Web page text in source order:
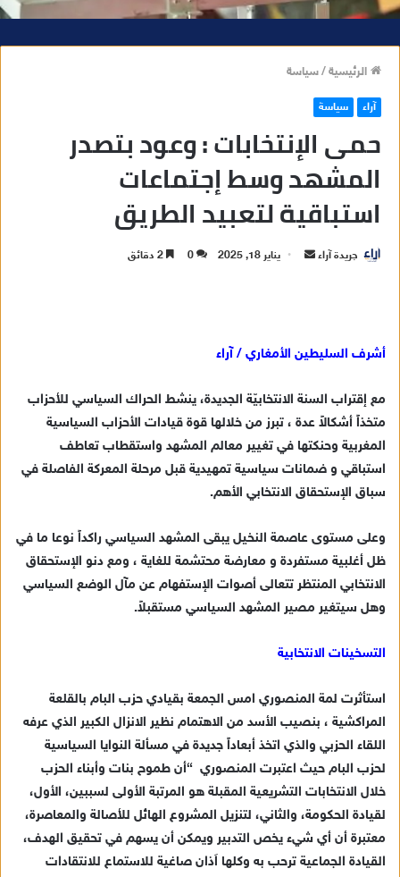
الرئيسية/سياسة
آراء سياسة
حمى الإنتخابات : وعود بتصدر
المشهد وسط إجتماعات
استباقية لتعبيد الطريق
جريدة آراء
ر
د
ا
إ
ل
ك
ر
و
ن
يناير 18, 2025 0
أشرف السليطين الأمغاري / آراء
مع إقتراب السنة الانتخابيّة الجديدة، ينشط الحراك السياسي للأحزاب
متخذاً أشكالاً عدة ، تبرز من خلالها قوة قيادات الأحزاب السياسية
المغربية وحنكتها في تغيير معالم المشهد واستقطاب تعاطف
استباقي و ضمانات سياسية تمهيدية قبل مرحلة المعركة الفاصلة في
سباق الإستحقاق الانتخابي الأهم.
وعلى مستوى عاصمة النخيل يبقى المشهد السياسي راكداً نوعا ما في
ظل أغلبية مستفردة و معارضة محتشمة للغاية ، ومع دنو الإستحقاق
الانتخابي المنتظر تتعالى أصوات الإستفهام عن مآل الوضع السياسي
وهل سيتغير مصير المشهد السياسي مستقبلاً.
التسخينات الانتخابية
استأثرت لمة المنصوري امس الجمعة بقيادي حزب البام بالقلعة
المراكشية ، بنصيب الأسد من الاهتمام نظير الانزال الكبير الذي عرفه
اللقاء الحزبي والذي اتخذ أبعاداً جديدة في مسألة النوايا السياسية
لحزب البام حيث اعتبرت المنصوري “أن طموح بنات وأبناء الحزب
خلال الانتخابات التشريعية المقبلة هو المرتبة الأولى لسببين، الأول،
لقيادة الحكومة، والثاني، لتنزيل المشروع الهائل للأصالة والمعاصرة،
معتبرة أن أي شيء يخص التدبير ويمكن أن يسهم في تحقيق الهدف،
القيادة الجماعية ترحب به وكلها اَذان صاغية للاستماع للانتقادات